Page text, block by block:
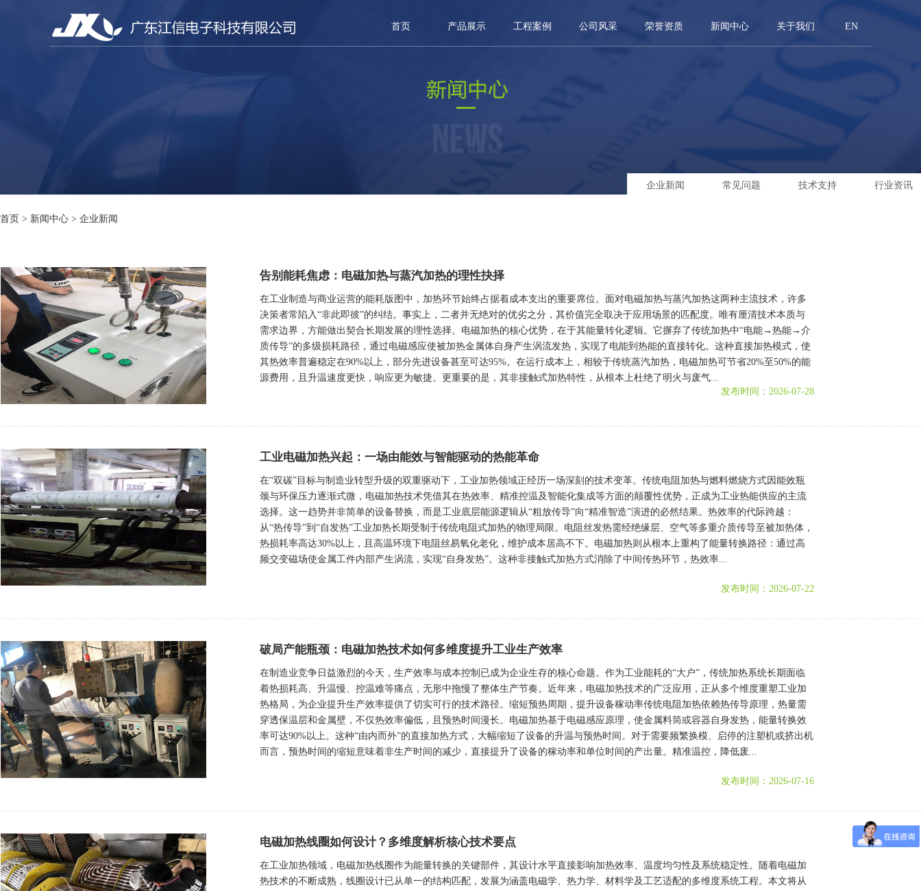
首页 产品展示 工程案例 公司风采 荣誉资质 新闻中心 关于我们 EN
首页 > 新闻中心 > 企业新闻
企业新闻 常见问题 技术支持 行业资讯
告别能耗焦虑：电磁加热与蒸汽加热的理性抉择
在工业制造与商业运营的能耗版图中，加热环节始终占据着成本支出的重要席位。面对电磁加热与蒸汽加热这两种主流技术，许多
决策者常陷入“非此即彼”的纠结。事实上，二者并无绝对的优劣之分，其价值完全取决于应用场景的匹配度。唯有厘清技术本质与
需求边界，方能做出契合长期发展的理性选择。电磁加热的核心优势，在于其能量转化逻辑。它摒弃了传统加热中“电能→热能→介
质传导”的多级损耗路径，通过电磁感应使被加热金属体自身产生涡流发热，实现了电能到热能的直接转化。这种直接加热模式，使
其热效率普遍稳定在90%以上，部分先进设备甚至可达95%。在运行成本上，相较于传统蒸汽加热，电磁加热可节省20%至50%的能
源费用，且升温速度更快，响应更为敏捷。更重要的是，其非接触式加热特性，从根本上杜绝了明火与废气...
发布时间：2026-07-28
工业电磁加热兴起：一场由能效与智能驱动的热能革命
在“双碳”目标与制造业转型升级的双重驱动下，工业加热领域正经历一场深刻的技术变革。传统电阻加热与燃料燃烧方式因能效瓶
颈与环保压力逐渐式微，电磁加热技术凭借其在热效率、精准控温及智能化集成等方面的颠覆性优势，正成为工业热能供应的主流
选择。这一趋势并非简单的设备替换，而是工业底层能源逻辑从“粗放传导”向“精准智造”演进的必然结果。热效率的代际跨越：
从“热传导”到“自发热”工业加热长期受制于传统电阻式加热的物理局限。电阻丝发热需经绝缘层、空气等多重介质传导至被加热体，
热损耗率高达30%以上，且高温环境下电阻丝易氧化老化，维护成本居高不下。电磁加热则从根本上重构了能量转换路径：通过高
频交变磁场使金属工件内部产生涡流，实现“自身发热”。这种非接触式加热方式消除了中间传热环节，热效率...
发布时间：2026-07-22
破局产能瓶颈：电磁加热技术如何多维度提升工业生产效率
在制造业竞争日益激烈的今天，生产效率与成本控制已成为企业生存的核心命题。作为工业能耗的“大户”，传统加热系统长期面临
着热损耗高、升温慢、控温难等痛点，无形中拖慢了整体生产节奏。近年来，电磁加热技术的广泛应用，正从多个维度重塑工业加
热格局，为企业提升生产效率提供了切实可行的技术路径。缩短预热周期，提升设备稼动率传统电阻加热依赖热传导原理，热量需
穿透保温层和金属壁，不仅热效率偏低，且预热时间漫长。电磁加热基于电磁感应原理，使金属料筒或容器自身发热，能量转换效
率可达90%以上。这种“由内而外”的直接加热方式，大幅缩短了设备的升温与预热时间。对于需要频繁换模、启停的注塑机或挤出机
而言，预热时间的缩短意味着非生产时间的减少，直接提升了设备的稼动率和单位时间的产出量。精准温控，降低废...
发布时间：2026-07-16
电磁加热线圈如何设计？多维度解析核心技术要点
在工业加热领域，电磁加热线圈作为能量转换的关键部件，其设计水平直接影响加热效率、温度均匀性及系统稳定性。随着电磁加
热技术的不断成熟，线圈设计已从单一的结构匹配，发展为涵盖电磁学、热力学、材料学及工艺适配的多维度系统工程。本文将从